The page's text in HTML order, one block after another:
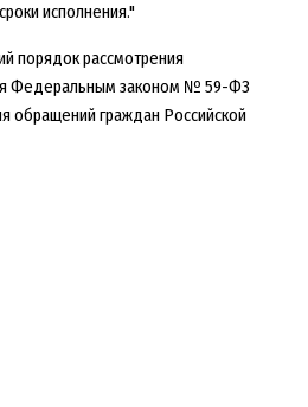
исполнения."
порядок рассмотрения
Федеральным законом № 59-ФЗ
обращений граждан Российской